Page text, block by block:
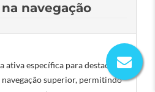
navegação
ativa específica para destacar
superior, permitindo